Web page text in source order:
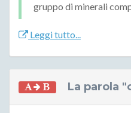
gruppo di minerali
Leggi tutto...
La parola